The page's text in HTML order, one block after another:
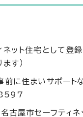
ット住宅として登
す）
に住まいサポート
8597
古屋市セーフティ